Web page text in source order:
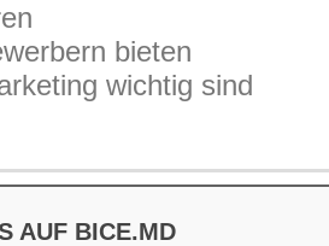
bieten
wichtig sind
AUF BICE.MD